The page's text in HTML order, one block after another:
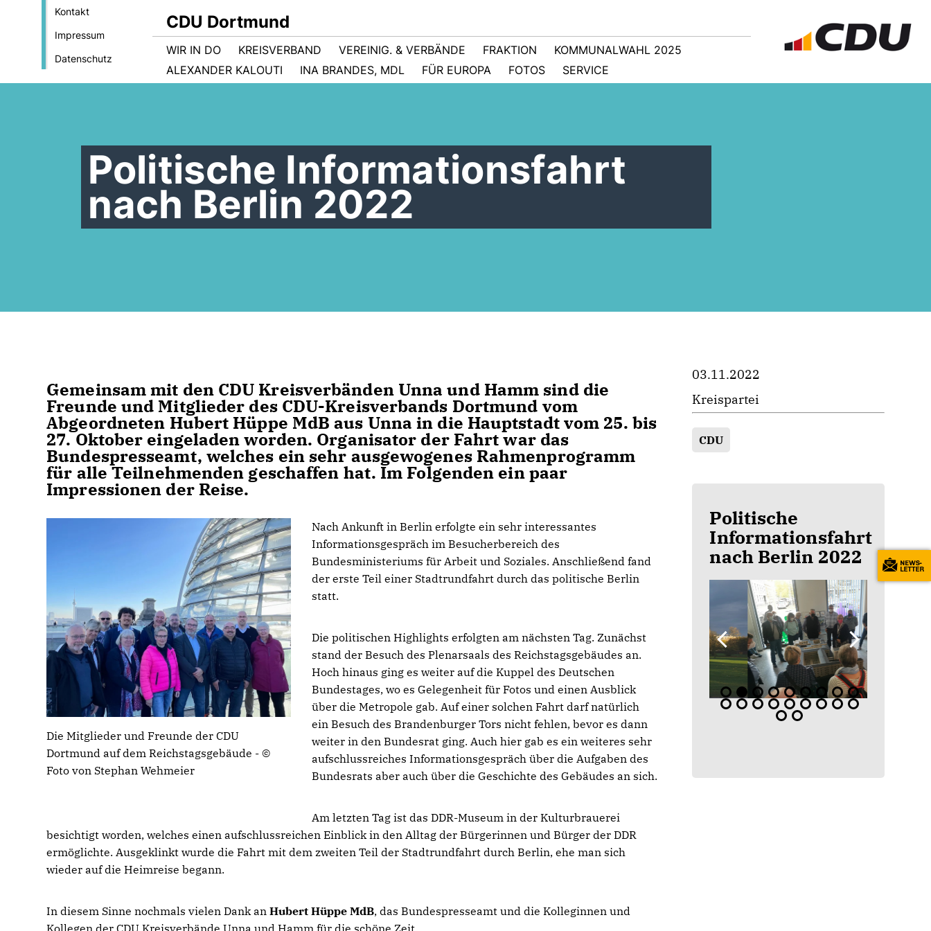
Kontakt
Impressum
Datenschutz
CDU Dortmund
WIR IN DO KREISVERBAND VEREINIG. & VERBÄNDE FRAKTION
KOMMUNALWAHL 2025
ALEXANDER KALOUTI
INA BRANDES, MDL FÜR EUROPA FOTOS SERVICE
Politische Informationsfahrt
nach Berlin 2022
Gemeinsam mit den CDU Kreisverbänden Unna und Hamm sind die
Freunde und Mitglieder des CDU-Kreisverbands Dortmund vom
Abgeordneten Hubert Hüppe MdB aus Unna in die Hauptstadt vom 25. bis
27. Oktober eingeladen worden. Organisator der Fahrt war das
Bundespresseamt, welches ein sehr ausgewogenes Rahmenprogramm
für alle Teilnehmenden geschaffen hat. Im Folgenden ein paar
Impressionen der Reise.
Die Mitglieder und Freunde der CDU
Dortmund auf dem Reichstagsgebäude - ©
Foto von Stephan Wehmeier
Nach Ankunft in Berlin erfolgte ein sehr interessantes
Informationsgespräch im Besucherbereich des
Bundesministeriums für Arbeit und Soziales. Anschließend fand
der erste Teil einer Stadtrundfahrt durch das politische Berlin
statt.
Die politischen Highlights erfolgten am nächsten Tag. Zunächst
stand der Besuch des Plenarsaals des Reichstagsgebäudes an.
Hoch hinaus ging es weiter auf die Kuppel des Deutschen
Bundestages, wo es Gelegenheit für Fotos und einen Ausblick
über die Metropole gab. Auf einer solchen Fahrt darf natürlich
ein Besuch des Brandenburger Tors nicht fehlen, bevor es dann
weiter in den Bundesrat ging. Auch hier gab es ein weiteres sehr
aufschlussreiches Informationsgespräch über die Aufgaben des
Bundesrats aber auch über die Geschichte des Gebäudes an sich.
Am letzten Tag ist das DDR-Museum in der Kulturbrauerei
besichtigt worden, welches einen aufschlussreichen Einblick in den Alltag der Bürgerinnen und Bürger der DDR
ermöglichte. Ausgeklinkt wurde die Fahrt mit dem zweiten Teil der Stadtrundfahrt durch Berlin, ehe man sich
wieder auf die Heimreise begann.
In diesem Sinne nochmals vielen Dank anHubert Hüppe MdB, das Bundespresseamt und die Kolleginnen und
Kollegen der CDU Kreisverbände Unna und Hamm für die schöne Zeit.
03.11.2022
Kreispartei
CDU
Politische
Informationsfahrt
nach Berlin 2022